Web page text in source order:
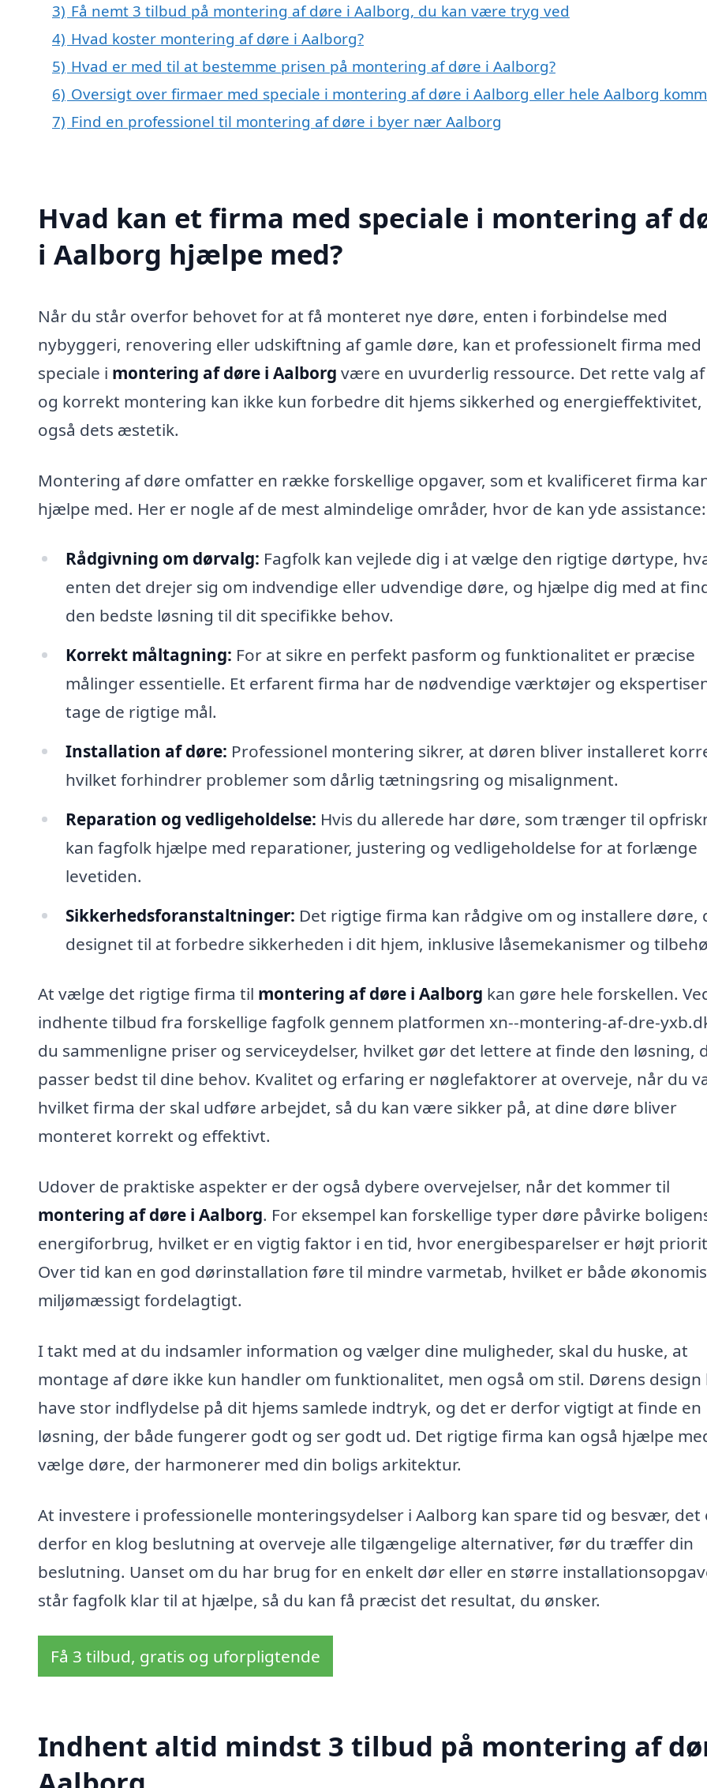
3) Få nemt 3 tilbud på montering af døre i Aalborg, du kan være tryg ved
4) Hvad koster montering af døre i Aalborg?
5) Hvad er med til at bestemme prisen på montering af døre i Aalborg?
6) Oversigt over firmaer med speciale i montering af døre i Aalborg eller hele Aalborg
7) Find en professionel til montering af døre i byer nær Aalborg
Hvad kan et firma med speciale i montering af
i Aalborg hjælpe med?
Når du står overfor behovet for at få monteret nye døre, enten i forbindelse med
nybyggeri, renovering eller udskiftning af gamle døre, kan et professionelt firma med
speciale i montering af døre i Aalborg være en uvurderlig ressource. Det rette valg
og korrekt montering kan ikke kun forbedre dit hjems sikkerhed og energieffektivitet,
også dets æstetik.
Montering af døre omfatter en række forskellige opgaver, som et kvalificeret firma
hjælpe med. Her er nogle af de mest almindelige områder, hvor de kan yde assistance:
Rådgivning om dørvalg: Fagfolk kan vejlede dig i at vælge den rigtige dørtype,
enten det drejer sig om indvendige eller udvendige døre, og hjælpe dig med at
den bedste løsning til dit specifikke behov.
Korrekt måltagning: For at sikre en perfekt pasform og funktionalitet er præcise
målinger essentielle. Et erfarent firma har de nødvendige værktøjer og
tage de rigtige mål.
Installation af døre: Professionel montering sikrer, at døren bliver installeret
hvilket forhindrer problemer som dårlig tætningsring og misalignment.
Reparation og vedligeholdelse: Hvis du allerede har døre, som trænger til
kan fagfolk hjælpe med reparationer, justering og vedligeholdelse for at forlænge
levetiden.
Sikkerhedsforanstaltninger: Det rigtige firma kan rådgive om og installere døre,
designet til at forbedre sikkerheden i dit hjem, inklusive låsemekanismer og
At vælge det rigtige firma til montering af døre i Aalborg kan gøre hele forskellen.
indhente tilbud fra forskellige fagfolk gennem platformen xn--montering-af-dre-
du sammenligne priser og serviceydelser, hvilket gør det lettere at finde den løsning,
passer bedst til dine behov. Kvalitet og erfaring er nøglefaktorer at overveje, når du
hvilket firma der skal udføre arbejdet, så du kan være sikker på, at dine døre bliver
monteret korrekt og effektivt.
Udover de praktiske aspekter er der også dybere overvejelser, når det kommer til
montering af døre i Aalborg. For eksempel kan forskellige typer døre påvirke
energiforbrug, hvilket er en vigtig faktor i en tid, hvor energibesparelser er højt
Over tid kan en god dørinstallation føre til mindre varmetab, hvilket er både
miljømæssigt fordelagtigt.
I takt med at du indsamler information og vælger dine muligheder, skal du huske, at
montage af døre ikke kun handler om funktionalitet, men også om stil. Dørens design
have stor indflydelse på dit hjems samlede indtryk, og det er derfor vigtigt at finde en
løsning, der både fungerer godt og ser godt ud. Det rigtige firma kan også hjælpe
vælge døre, der harmonerer med din boligs arkitektur.
At investere i professionelle monteringsydelser i Aalborg kan spare tid og besvær, det
derfor en klog beslutning at overveje alle tilgængelige alternativer, før du træffer din
beslutning. Uanset om du har brug for en enkelt dør eller en større
står fagfolk klar til at hjælpe, så du kan få præcist det resultat, du ønsker.
Få 3 tilbud, gratis og uforpligtende
Indhent altid mindst 3 tilbud på montering af